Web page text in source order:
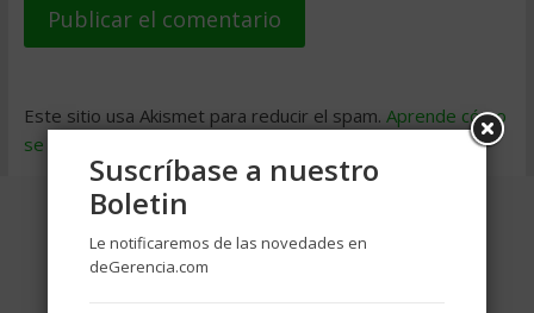
Este sitio usa Akismet para reducir el spam. Aprende cómo
se procesan los datos de tus comentarios
Suscríbase a nuestro
Boletin
Le notificaremos de las novedades en
deGerencia.com